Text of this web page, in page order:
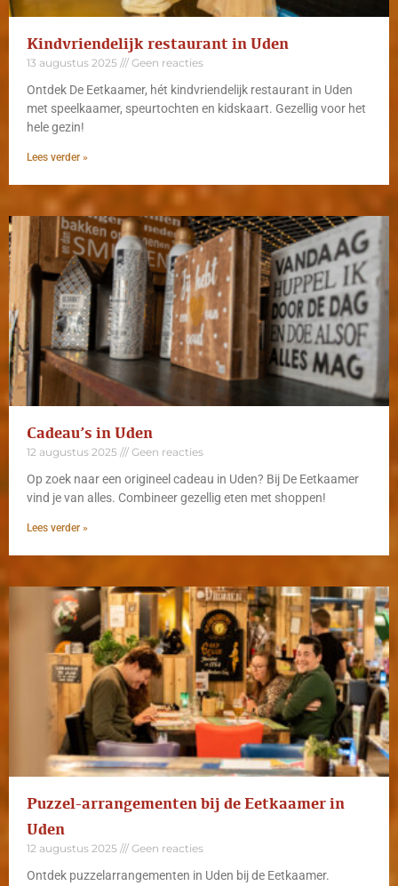
Kindvriendelijk restaurant in Uden
13 augustus 2025 Geen reacties
Ontdek De Eetkaamer, hét kindvriendelijk restaurant in Uden
met speelkaamer, speurtochten en kidskaart. Gezellig voor het
hele gezin!
Lees verder »
Cadeau’s in Uden
12 augustus 2025 Geen reacties
Op zoek naar een origineel cadeau in Uden? Bij De Eetkaamer
vind je van alles. Combineer gezellig eten met shoppen!
Lees verder »
Puzzel-arrangementen bij de Eetkaamer in
Uden
12 augustus 2025 Geen reacties
Ontdek puzzelarrangementen in Uden bij de Eetkaamer.